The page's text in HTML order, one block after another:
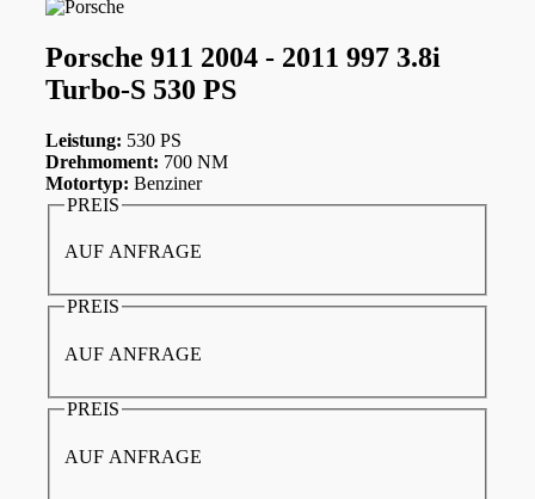
Porsche 911 2004 - 2011 997 3.8i
Turbo-S 530 PS
Leistung: 530 PS
Drehmoment: 700 NM
Motortyp: Benziner
PREIS
AUF ANFRAGE
PREIS
AUF ANFRAGE
PREIS
AUF ANFRAGE